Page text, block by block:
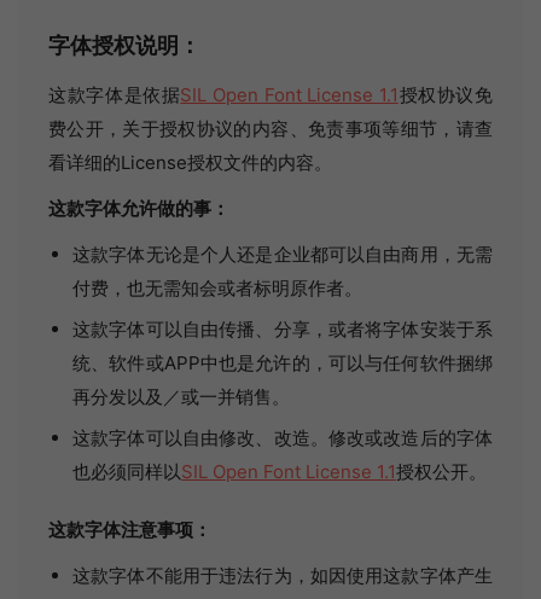
字体授权说明：
这款字体是依据SIL Open Font License 1.1授权协议免
费公开，关于授权协议的内容、免责事项等细节，请查
看详细的License授权文件的内容。
这款字体允许做的事：
这款字体无论是个人还是企业都可以自由商用，无需
付费，也无需知会或者标明原作者。
这款字体可以自由传播、分享，或者将字体安装于系
统、软件或APP中也是允许的，可以与任何软件捆绑
再分发以及／或一并销售。
这款字体可以自由修改、改造。修改或改造后的字体
也必须同样以SIL Open Font License 1.1授权公开。
这款字体注意事项：
这款字体不能用于违法行为，如因使用这款字体产生